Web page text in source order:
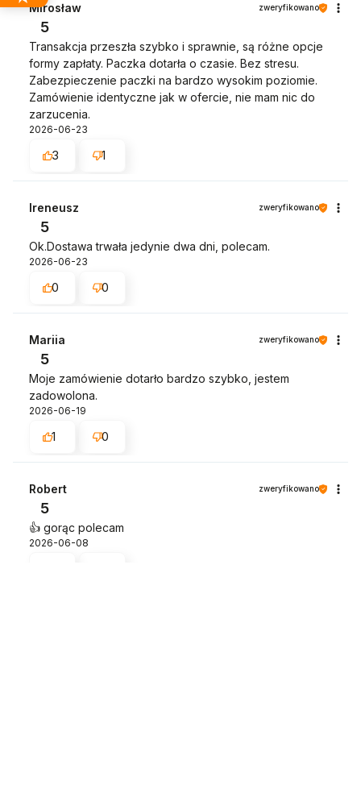
Mirosław zweryfikowano
5
Transakcja przeszła szybko i sprawnie, są różne opcje
formy zapłaty. Paczka dotarła o czasie. Bez stresu.
Zabezpieczenie paczki na bardzo wysokim poziomie.
Zamówienie identyczne jak w ofercie, nie mam nic do
zarzucenia.
2026-06-23
3 1
Ireneusz zweryfikowano
5
Ok.Dostawa trwała jedynie dwa dni, polecam.
2026-06-23
0 0
Mariia zweryfikowano
5
Moje zamówienie dotarło bardzo szybko, jestem
zadowolona.
2026-06-19
1 0
Robert zweryfikowano
5
👍️ gorąc polecam
2026-06-08